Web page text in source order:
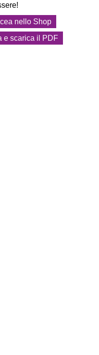
nello Shop
e scarica il PDF